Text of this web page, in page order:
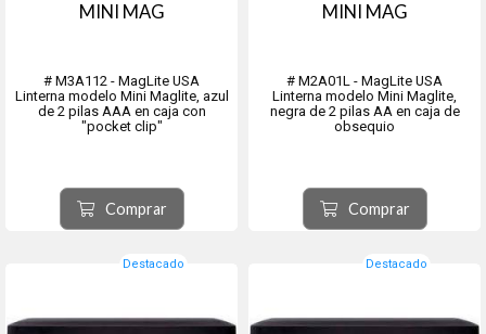
MINI MAG
# M3A112 - MagLite USA
Linterna modelo Mini Maglite, azul
de 2 pilas AAA en caja con
"pocket clip"
Comprar
MINI MAG
# M2A01L - MagLite USA
Linterna modelo Mini Maglite,
negra de 2 pilas AA en caja de
obsequio
Comprar
Destacado Destacado